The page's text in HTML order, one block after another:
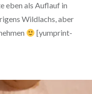
eben als Auflauf in
Wildlachs, aber
[yumprint-
❅